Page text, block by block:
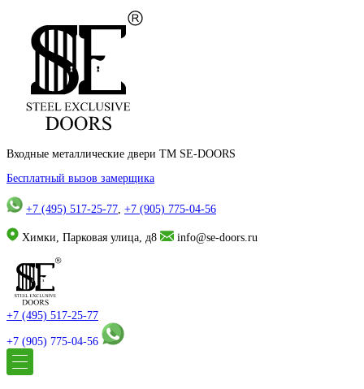
Входные металлические двери TM SE-DOORS
Бесплатный вызов замерщика
+7 (495) 517-25-77, +7 (905) 775-04-56
Химки, Парковая улица, д8 info@se-doors.ru
+7 (495) 517-25-77
+7 (905) 775-04-56